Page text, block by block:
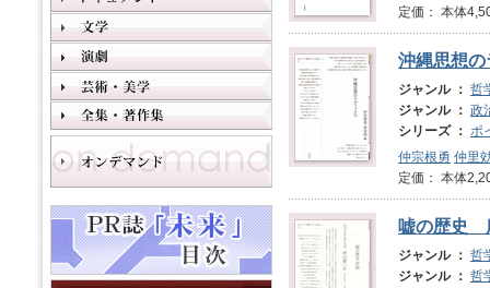
定価： 本体
沖縄思想
ジャンル ： 哲
ジャンル ： 政
シリーズ ： ポ
仲宗根勇 仲里
定価： 本体
嘘の歴史
ジャンル ： 哲
ジャンル ： 哲